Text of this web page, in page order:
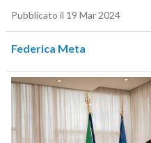
Pubblicato il 19 Mar 2024
Federica Meta